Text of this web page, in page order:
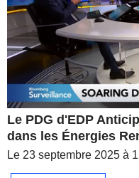
Le PDG d'EDP
dans les Énergies
Le 23 septembre 2025 à